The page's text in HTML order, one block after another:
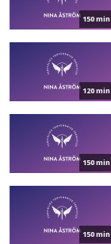
150 min
120 min
150 min
150 min